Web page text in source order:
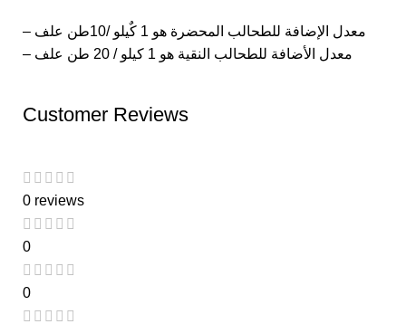
– معدل الإضافة للطحالب المحضرة هو 1 كٌيلو /10طن علف
– معدل الأضافة للطحالب النقية هو 1 كيلو / 20 طن علف
Customer Reviews
0 reviews
0
0